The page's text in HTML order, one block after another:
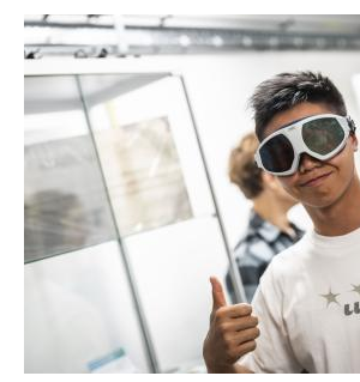
Obrázek